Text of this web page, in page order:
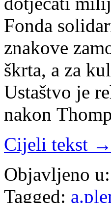
Fonda
znakove
škrta, a za
Ustaštvo je
nakon
Cijeli tekst →
Objavljeno u:
Tagged: